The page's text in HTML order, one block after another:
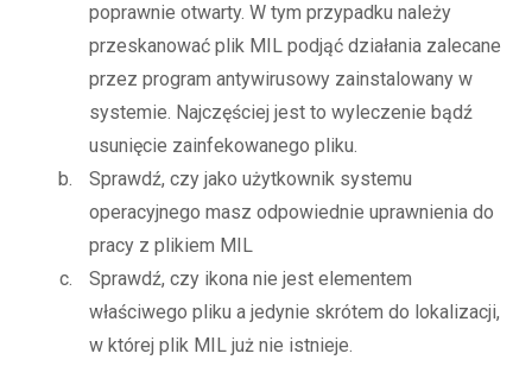
poprawnie otwarty. W tym przypadku należy
przeskanować plik MIL podjąć działania zalecane
przez program antywirusowy zainstalowany w
systemie. Najczęściej jest to wyleczenie bądź
usunięcie zainfekowanego pliku.
Sprawdź, czy jako użytkownik systemu
operacyjnego masz odpowiednie uprawnienia do
pracy z plikiem MIL
Sprawdź, czy ikona nie jest elementem
właściwego pliku a jedynie skrótem do lokalizacji,
w której plik MIL już nie istnieje.